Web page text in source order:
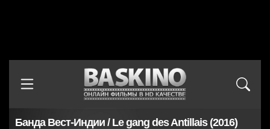
Банда Вест-Индии / Le gang des Antillais (2016)